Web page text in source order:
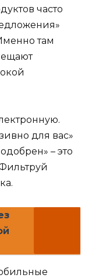
часто
там
для вас»
– это